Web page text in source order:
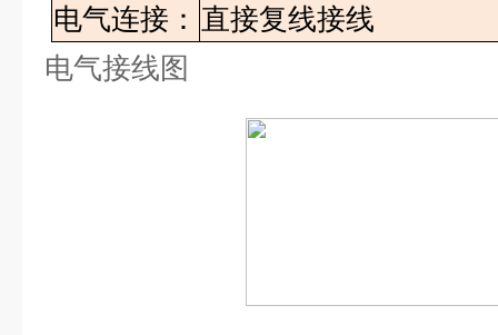
电气连接： 直接复线接线
电气接线图